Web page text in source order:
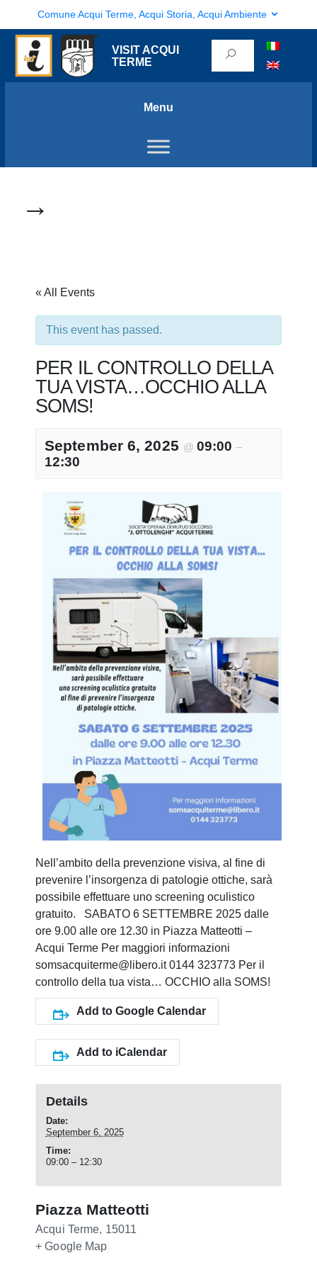
Comune Acqui Terme, Acqui Storia, Acqui Ambiente
VISIT ACQUI
TERME
Menu
→
« All Events
This event has passed.
PER IL CONTROLLO DELLA
TUA VISTA…OCCHIO ALLA
SOMS!
September 6, 2025 @09:00 –
12:30
Nell’ambito della prevenzione visiva, al fine di
prevenire l’insorgenza di patologie ottiche, sarà
possibile effettuare uno screening oculistico
gratuito. SABATO 6 SETTEMBRE 2025 dalle
ore 9.00 alle ore 12.30 in Piazza Matteotti –
Acqui Terme Per maggiori informazioni
somsacquiterme@libero.it 0144 323773 Per il
controllo della tua vista… OCCHIO alla SOMS!
Add to Google Calendar
Add to iCalendar
Details
Date:
September 6, 2025
Time:
09:00 – 12:30
Piazza Matteotti
Acqui Terme, 15011
+ Google Map